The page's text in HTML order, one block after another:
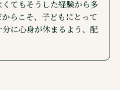
てもそうした経験から多
らこそ、子どもにとって
に心身が休まるよう、配